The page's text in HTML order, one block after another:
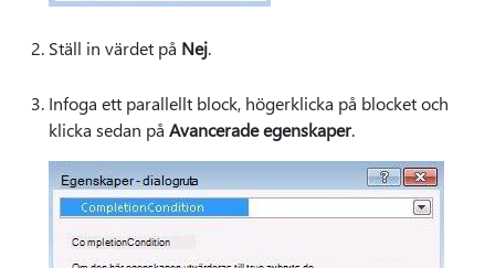
Ställ in värdet på Nej.
Infoga ett parallellt block, högerklicka på blocket och
klicka sedan på Avancerade egenskaper.